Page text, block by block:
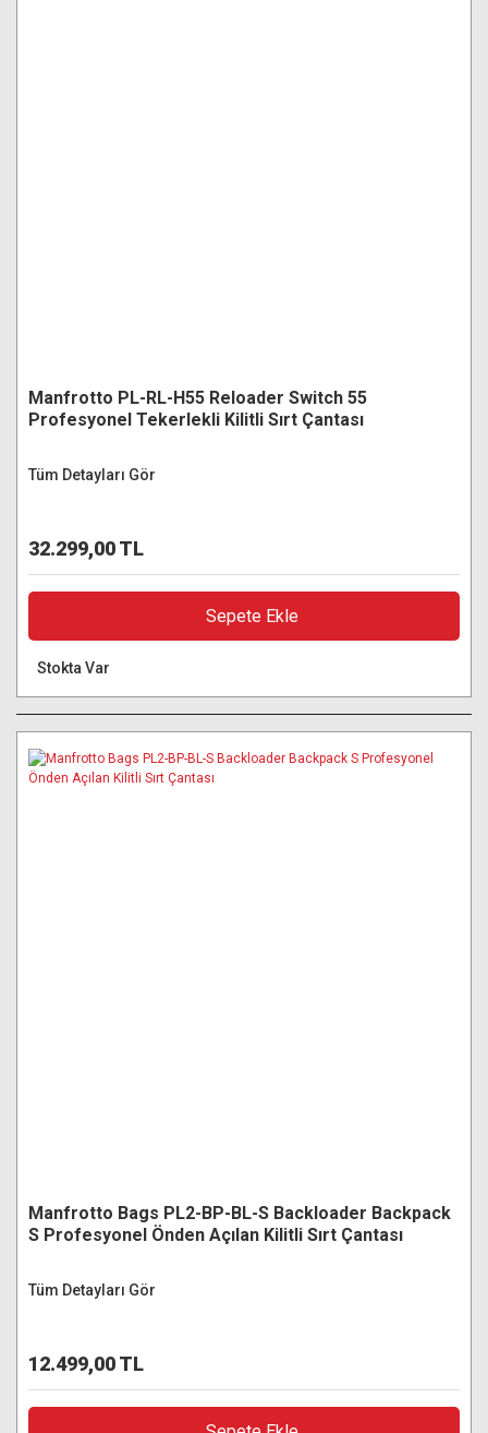
Manfrotto PL-RL-H55 Reloader Switch 55
Profesyonel Tekerlekli Kilitli Sırt Çantası
Tüm Detayları Gör
32.299,00 TL
Sepete Ekle
Stokta Var
Manfrotto Bags PL2-BP-BL-S Backloader Backpack
S Profesyonel Önden Açılan Kilitli Sırt Çantası
Tüm Detayları Gör
12.499,00 TL